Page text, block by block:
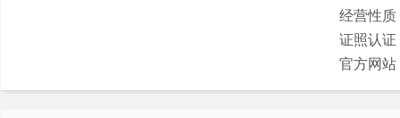
经营性质
证照认证
官方网站